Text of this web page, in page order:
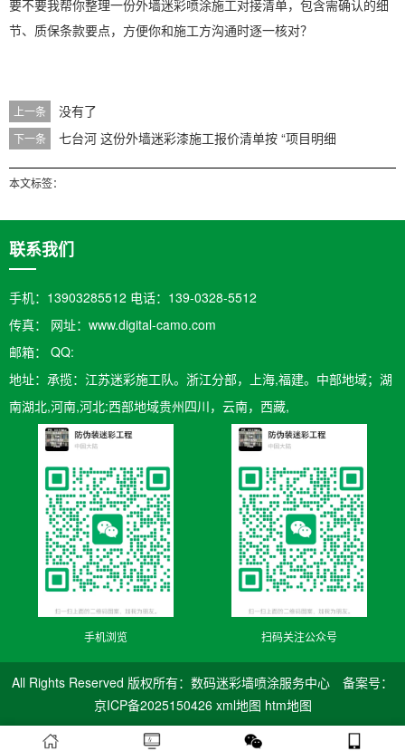
要不要我帮你整理一份外墙迷彩喷涂施工对接清单，包含需确认的细
节、质保条款要点，方便你和施工方沟通时逐一核对？
上一条 没有了
下一条 七台河 这份外墙迷彩漆施工报价清单按 “项目明细
本文标签：
联系我们
手机：13903285512 电话：139-0328-5512
传真： 网址：www.digital-camo.com
邮箱：​ QQ:
地址：承揽：江苏迷彩施工队。浙江分部，上海,福建。中部地域；湖
南湖北,河南,河北:西部地域贵州四川，云南，西藏,
手机浏览 扫码关注公众号
All Rights Reserved 版权所有：数码迷彩墙喷涂服务中心 备案号：
京ICP备2025150426 xml地图 htm地图